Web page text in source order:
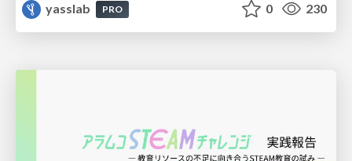
yasslab
PRO 0 230